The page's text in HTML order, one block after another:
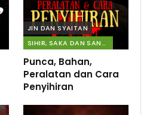
JIN DAN SYAITAN
SIHIR, SAKA DAN SANTAU
Punca, Bahan,
Peralatan dan Cara
Penyihiran